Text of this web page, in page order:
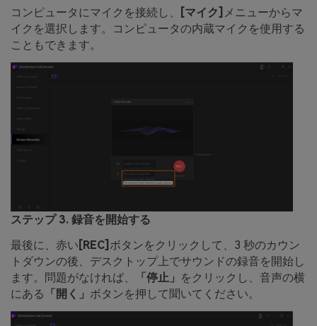
コンピュータにマイクを接続し、 [マイク] メニューからマ
イクを選択します。コンピュータの内蔵マイクを使用する
こともできます。
ステップ 3. 録音を開始する
最後に、赤い [REC] ボタンをクリックして、3 秒のカウン
トダウンの後、デスクトップ上でサウンドの録音を開始し
ます。問題がなければ、
「停止」 をクリックし、音声の横
にある 「開く」 ボタンを押して聞いてください。